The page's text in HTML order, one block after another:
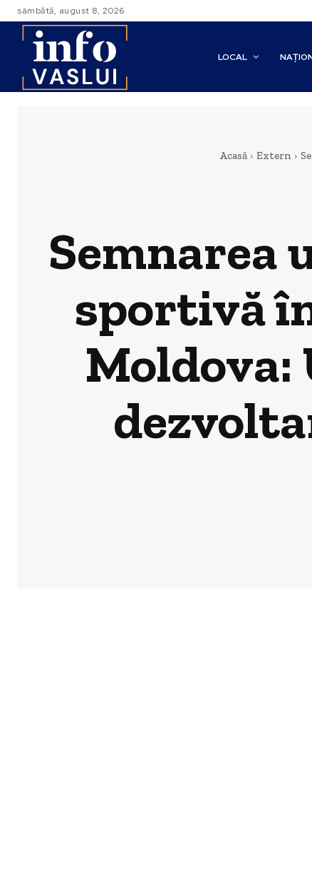
sâmbătă, august 8, 2026
LOCAL
Acasă Extern
Semnarea
sportivă